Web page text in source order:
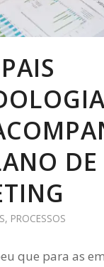
DE
, PROCESSOS
que para as